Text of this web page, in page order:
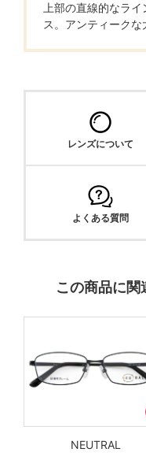
上部の直線的なライ
ス。アンティークな
レンズについて
よくある質問
この商品に関
NEUTRAL